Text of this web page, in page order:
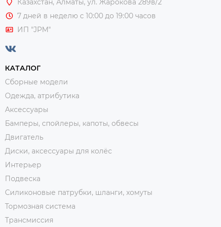
7 дней в неделю с 10:00 до 19:00 часов
ИП "JPM"
КАТАЛОГ
Сборные модели
Одежда, атрибутика
Аксессуары
Бамперы, спойлеры, капоты, обвесы
Двигатель
Диски, аксессуары для колёс
Интерьер
Подвеска
Силиконовые патрубки, шланги, хомуты
Тормозная система
Трансмиссия